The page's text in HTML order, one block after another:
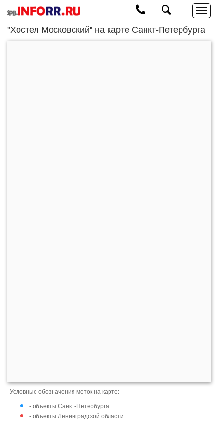
"Хостел Московский" на карте Санкт-Петербурга
Условные обозначения меток на карте:
- объекты Санкт-Петербурга
- объекты Ленинградской области